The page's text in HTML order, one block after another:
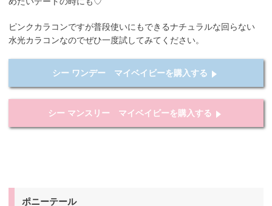
ピンクカラコンですが普段使いにもできるナチュラルな回らない
水光カラコンなのでぜひ一度試してみてください。
シー ワンデー マイベイビーを購入する
シー マンスリー マイベイビーを購入する
ポニーテール